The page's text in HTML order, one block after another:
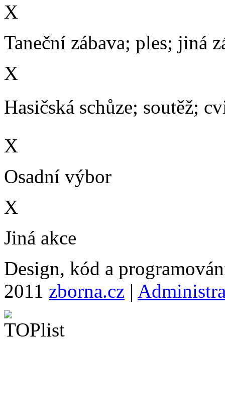
X
Taneční zábava; ples; jiná
X
Hasičská schůze; soutěž;
X
Osadní výbor
X
Jiná akce
Design, kód a
2011 zborna.cz |